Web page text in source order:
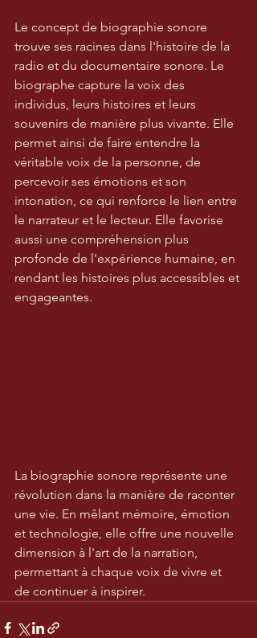
Le concept de biographie sonore
trouve ses racines dans l'histoire de la
radio et du documentaire sonore. Le
biographe capture la voix des
individus, leurs histoires et leurs
souvenirs de manière plus vivante. Elle
permet ainsi de faire entendre la
véritable voix de la personne, de
percevoir ses émotions et son
intonation, ce qui renforce le lien entre
le narrateur et le lecteur. Elle favorise
aussi une compréhension plus
profonde de l'expérience humaine, en
rendant les histoires plus accessibles et
engageantes.
La biographie sonore représente une
révolution dans la manière de raconter
une vie. En mêlant mémoire, émotion
et technologie, elle offre une nouvelle
dimension à l'art de la narration,
permettant à chaque voix de vivre et
de continuer à inspirer.